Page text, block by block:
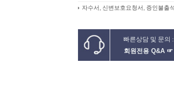
빠른상담 및 문의 :
회원전용 Q&A ☞